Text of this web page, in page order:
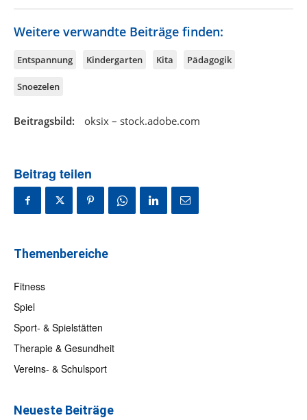
Weitere verwandte Beiträge finden:
Entspannung Kindergarten Kita Pädagogik
Snoezelen
Beitragsbild: oksix – stock.adobe.com
Beitrag teilen
Themenbereiche
Fitness
Spiel
Sport- & Spielstätten
Therapie & Gesundheit
Vereins- & Schulsport
Neueste Beiträge